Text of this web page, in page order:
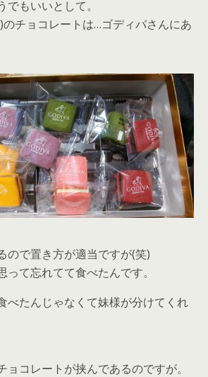
でもいいとして。
チョコレートは…ゴディバさんにあ
ので置き方が適当ですが(笑)
って忘れてて食べたんです。
べたんじゃなくて妹様が分けてくれ
ョコレートが挟んであるのですが。